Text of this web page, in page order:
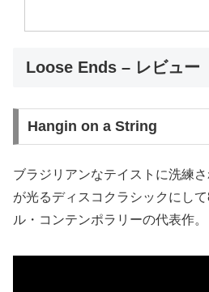
Loose Ends – レビュー
Hangin on a String
ブラジリアンなテイストに洗練
が光るディスコクラシックにし
ル・コンテンポラリーの代表作。